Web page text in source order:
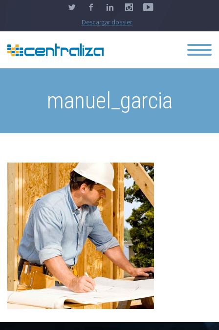
Descargar dossier
manuel_garcia